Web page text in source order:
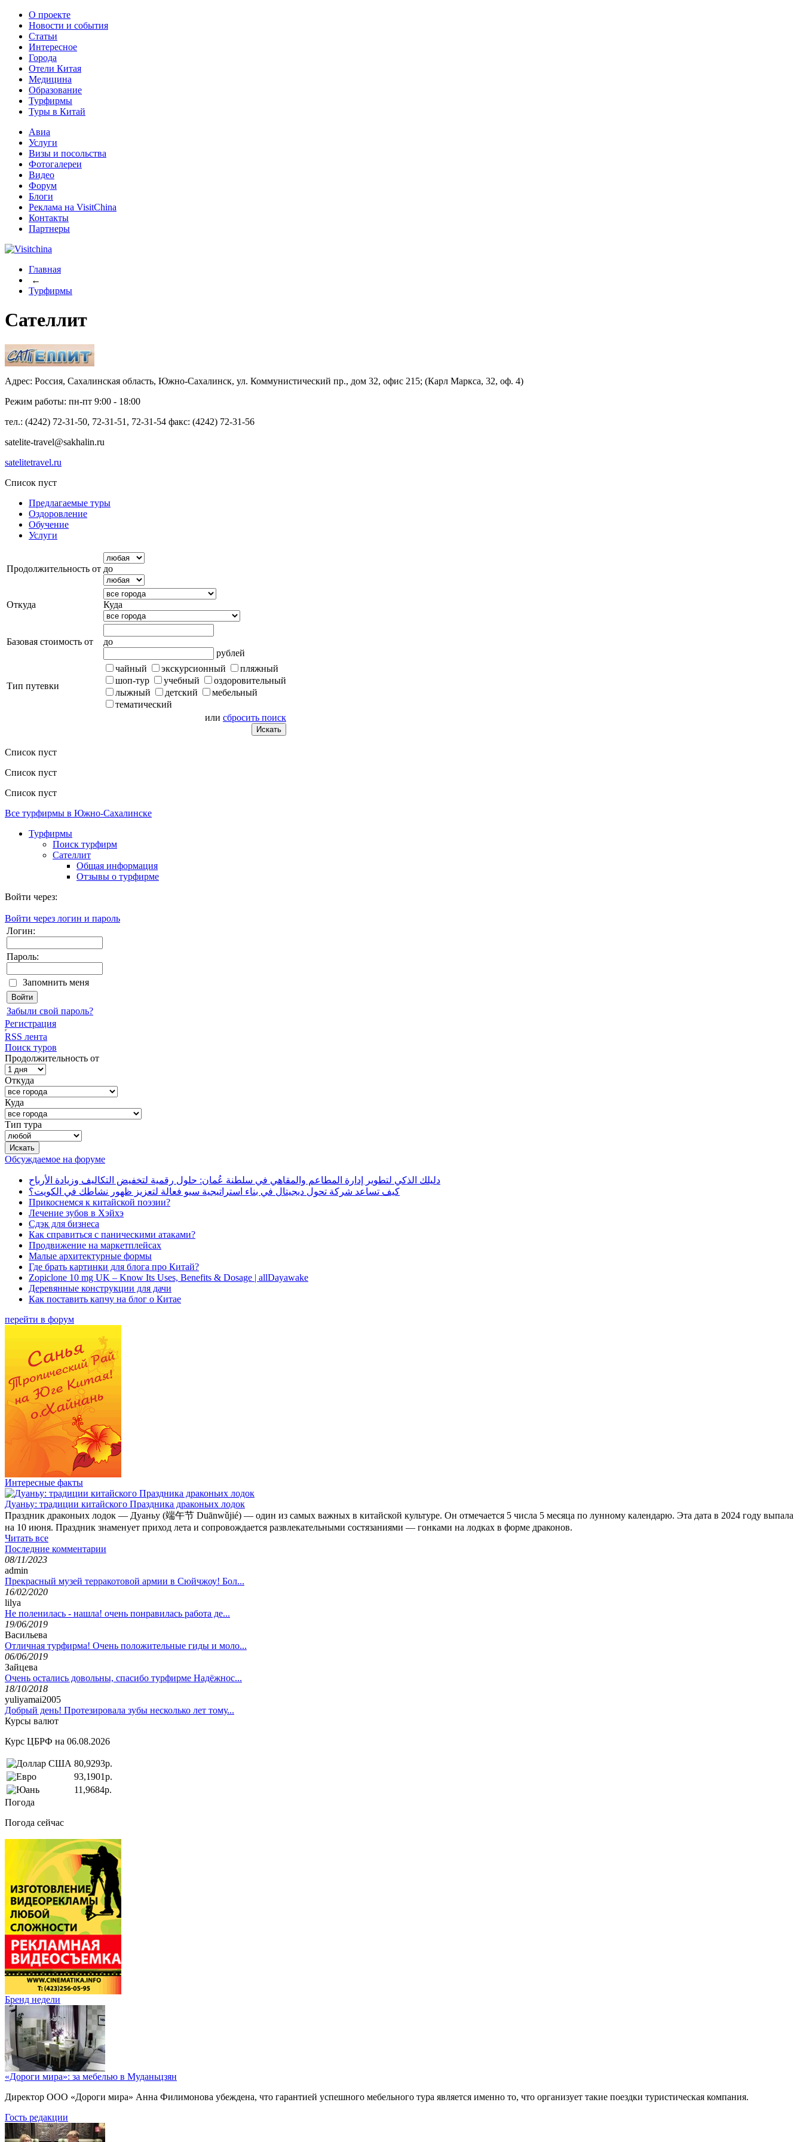
О проекте
Новости и события
Статьи
Интересное
Города
Отели Китая
Медицина
Образование
Турфирмы
Туры в Китай
Авиа
Услуги
Визы и посольства
Фотогалереи
Видео
Форум
Блоги
Реклама на VisitChina
Контакты
Партнеры
Главная
←
Турфирмы
Сателлит
Адрес: Россия, Сахалинская область, Южно-Сахалинск, ул. Коммунистический пр., дом 32, офис 215; (Карл Маркса, 32, оф. 4)
Режим работы: пн-пт 9:00 - 18:00
тел.: (4242) 72-31-50, 72-31-51, 72-31-54 факс: (4242) 72-31-56
satelite-travel@sakhalin.ru
satelitetravel.ru
Список пуст
Предлагаемые туры
Оздоровление
Обучение
Услуги
Продолжительность от до
Откуда Куда
Базовая стоимость от
до
рублей
Тип путевки
чайный экскурсионный
пляжный
шоп-тур
учебный
оздоровительный
лыжный
детский
мебельный
тематический
или сбросить поиск
Список пуст
Список пуст
Список пуст
Все турфирмы в Южно-Сахалинске
Турфирмы
Поиск турфирм
Сателлит
Общая информация
Отзывы о турфирме
Войти через:
Войти через логин и пароль
Логин:
Пароль:
Запомнить меня
Забыли свой пароль?
Регистрация
RSS лента
Поиск туров
Продолжительность от
Откуда
Куда
Тип тура
Обсуждаемое на форуме
دليلك الذكي لتطوير إدارة المطاعم والمقاهي في سلطنة عُمان: حلول رقمية لتخفيض التكاليف وزيادة الأرباح
كيف تساعد شركة تحول ديجيتال في بناء استراتيجية سيو فعالة لتعزيز ظهور نشاطك في الكويت؟
Прикоснемся к китайской поэзии?
Лечение зубов в Хэйхэ
Сдэк для бизнеса
Как справиться с паническими атаками?
Продвижение на маркетплейсах
Малые архитектурные формы
Где брать картинки для блога про Китай?
Zopiclone 10 mg UK – Know Its Uses, Benefits & Dosage | allDayawake
Деревянные конструкции для дачи
Как поставить капчу на блог о Китае
перейти в форум
Интересные факты
Дуаньу: традиции китайского Праздника драконьих лодок
Праздник драконьих лодок — Дуаньу (端午节 Duānwǔjié) — один из самых важных в китайской культуре. Он отмечается 5 числа 5 месяца по лунному календарю. Эта дата в 2024 году выпала
на 10 июня. Праздник знаменует приход лета и сопровождается развлекательными состязаниями — гонками на лодках в форме драконов.
Читать все
Последние комментарии
08/11/2023
admin
Прекрасный музей терракотовой армии в Сюйчжоу! Бол...
16/02/2020
lilya
Не поленилась - нашла! очень понравилась работа де...
19/06/2019
Васильева
Отличная турфирма! Очень положительные гиды и моло...
06/06/2019
Зайцева
Очень остались довольны, спасибо турфирме Надёжнос...
18/10/2018
yuliyamai2005
Добрый день! Протезировала зубы несколько лет тому...
Курсы валют
Курс ЦБРФ на 06.08.2026
80,9293р.
93,1901р.
11,9684р.
Погода
Погода сейчас
Бренд недели
«Дороги мира»: за мебелью в Муданьцзян
Директор ООО «Дороги мира» Анна Филимонова убеждена, что гарантией успешного мебельного тура является именно то, что организует такие поездки туристическая компания.
Гость редакции